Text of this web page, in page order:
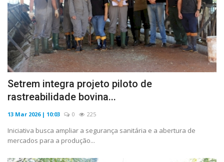
Setrem integra projeto piloto de
rastreabilidade bovina...
13 Mar 2026 | 10:03 0 225
Iniciativa busca ampliar a segurança sanitária e a abertura de
mercados para a produção...